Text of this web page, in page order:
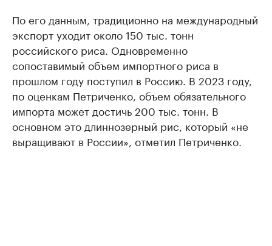
По его данным, традиционно на международный
экспорт уходит около 150 тыс. тонн
российского риса. Одновременно
сопоставимый объем импортного риса в
прошлом году поступил в Россию. В 2023 году,
по оценкам Петриченко, объем обязательного
импорта может достичь 200 тыс. тонн. В
основном это длиннозерный рис, который «не
выращивают в России», отметил Петриченко.